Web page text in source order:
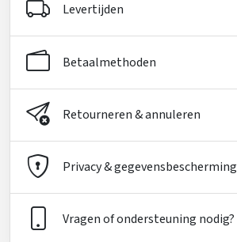
Levertijden
Betaalmethoden
Retourneren & annuleren
Privacy & gegevensbescherming
Vragen of ondersteuning nodig?